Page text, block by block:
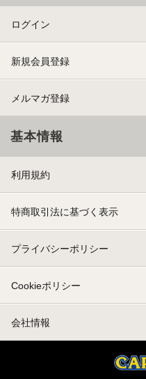
ログイン
新規会員登録
メルマガ登録
基本情報
利用規約
特商取引法に基づく表示
プライバシーポリシー
Cookieポリシー
会社情報